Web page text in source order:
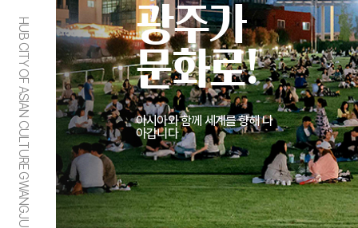
HUB CITY OF ASIAN CULTURE GWANGJU
광주가
문화로!
아시아와 함께 세계를 향해 나
아갑니다